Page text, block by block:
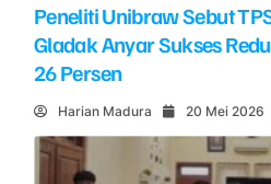
Peneliti Unibraw Sebut
Gladak Anyar Sukses
26 Persen
Harian Madura 20 Mei 2026